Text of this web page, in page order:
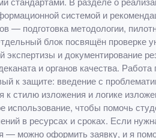
системой и
— подготовка методологии,
блок посвящён проверке
экспертизы и документирование
и органов качества.
к защите: введение с
стилю изложения и логике
использование, чтобы помочь
в ресурсах и сроках. Если
— можно оформить заявку, и я